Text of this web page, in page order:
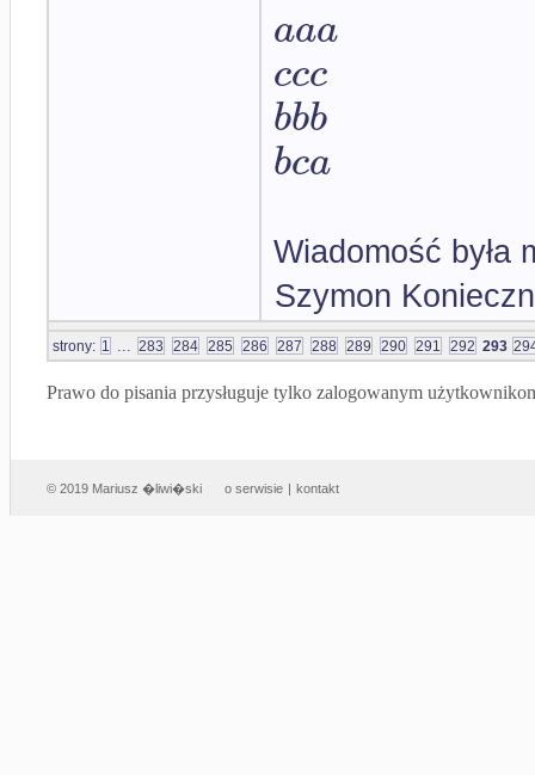
aaa
ccc
bbb
bca
Wiadomość była
Szymon
strony: 1 ... 283 284 285 286 287 288 289 290 291 292 293
Prawo do pisania przysługuje tylko zalogowanym
© 2019 Mariusz �liwi�ski o serwisie | kontakt